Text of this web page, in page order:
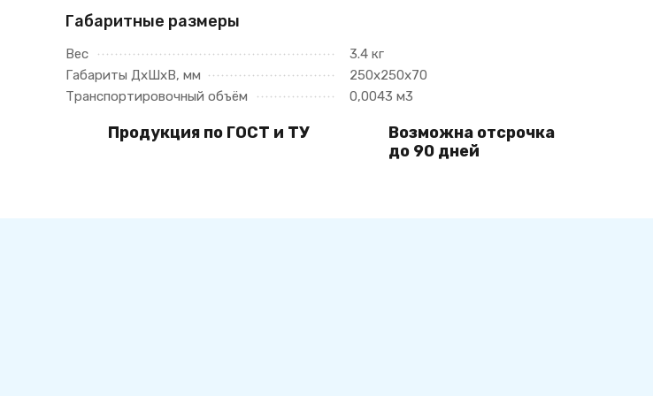
Габаритные размеры
Вес
3.4 кг
Габариты ДхШхВ, мм
250х250х70
Транспортировочный объём
0,0043 м3
Продукция по ГОСТ и ТУ
Возможна отсрочка
до 90 дней